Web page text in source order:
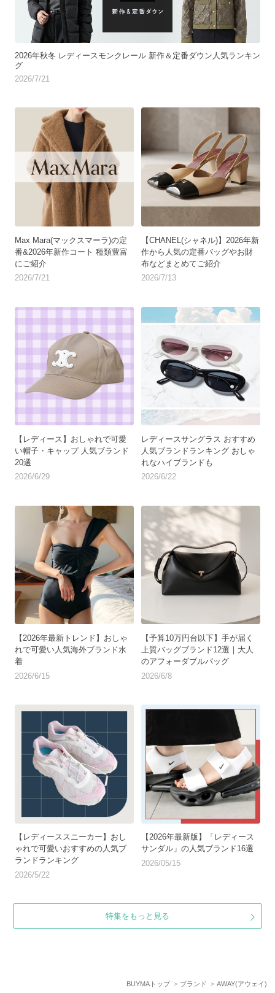
2026年秋冬 レディースモンクレール 新作＆定番ダウン人気ランキン
グ
2026/7/21
Max Mara(マックスマーラ)の定
番&2026年新作コート 種類豊富
にご紹介
2026/7/21
【CHANEL(シャネル)】2026年新
作から人気の定番バッグやお財
布などまとめてご紹介
2026/7/13
【レディース】おしゃれで可愛
い帽子・キャップ 人気ブランド
20選
2026/6/29
レディースサングラス おすすめ
人気ブランドランキング おしゃ
れなハイブランドも
2026/6/22
【2026年最新トレンド】おしゃ
れで可愛い人気海外ブランド水
着
2026/6/15
【予算10万円台以下】手が届く
上質バッグブランド12選｜大人
のアフォーダブルバッグ
2026/6/8
【レディーススニーカー】おし
ゃれで可愛いおすすめの人気ブ
ランドランキング
2026/5/22
【2026年最新版】「レディース
サンダル」の人気ブランド16選
2026/05/15
特集をもっと見る
BUYMAトップ ブランド AWAY(アウェイ)